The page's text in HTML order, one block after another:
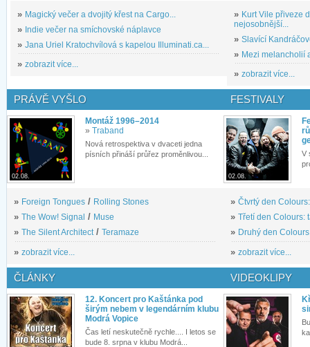
» Magický večer a dvojitý křest na Cargo...
» Indie večer na smíchovské náplavce
» Jana Uriel Kratochvílová s kapelou Illuminati.ca...
» zobrazit více...
» Kurt Vile přiveze
nejosobnější...
» Slavící
» Mezi melancholií
» zobrazit více...
PRÁVĚ VYŠLO
02.08.
Montáž 1996–2014
» Traband
Nová retrospektiva v dvaceti jedna
písních přináší průřez proměnlivou...
» Foreign Tongues / Rolling Stones
» The Wow! Signal / Muse
» The Silent Architect/ Teramaze
» zobrazit více...
FESTIVALY
02.08.
V
» Čtvrtý den
» Třetí den Colours:
» Druhý den
» zobrazit více...
ČLÁNKY
12. Koncert pro Kaštánka pod
širým nebem v legendárním klubu
Modrá Vopice
Čas letí neskutečně rychle.... I letos se
bude 8. srpna v klubu Modrá...
VIDEOKLIPY